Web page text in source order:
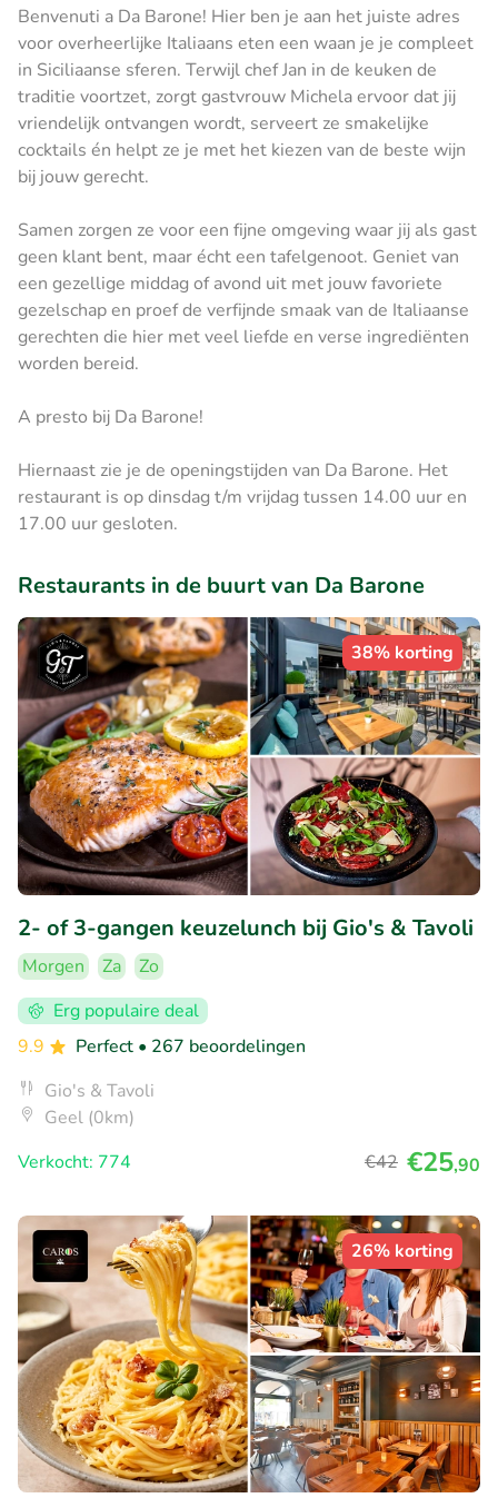
Benvenuti a Da Barone! Hier ben je aan het juiste adres
voor overheerlijke Italiaans eten een waan je je compleet
in Siciliaanse sferen. Terwijl chef Jan in de keuken de
traditie voortzet, zorgt gastvrouw Michela ervoor dat jij
vriendelijk ontvangen wordt, serveert ze smakelijke
cocktails én helpt ze je met het kiezen van de beste wijn
bij jouw gerecht.
Samen zorgen ze voor een fijne omgeving waar jij als gast
geen klant bent, maar écht een tafelgenoot. Geniet van
een gezellige middag of avond uit met jouw favoriete
gezelschap en proef de verfijnde smaak van de Italiaanse
gerechten die hier met veel liefde en verse ingrediënten
worden bereid.
A presto bij Da Barone!
Hiernaast zie je de openingstijden van Da Barone. Het
restaurant is op dinsdag t/m vrijdag tussen 14.00 uur en
17.00 uur gesloten.
Restaurants in de buurt van Da Barone
38% korting
2- of 3-gangen keuzelunch bij Gio's & Tavoli
Morgen Za
Zo
Erg populaire deal
9.9
Perfect • 267 beoordelingen
Gio's & Tavoli
Geel (0km)
Verkocht: 774
€42 €25,90
26% korting